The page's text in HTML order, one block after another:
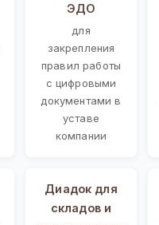
ЭДО
для
закрепления
правил работы
с цифровыми
документами в
уставе
компании
Диадок для
складов и